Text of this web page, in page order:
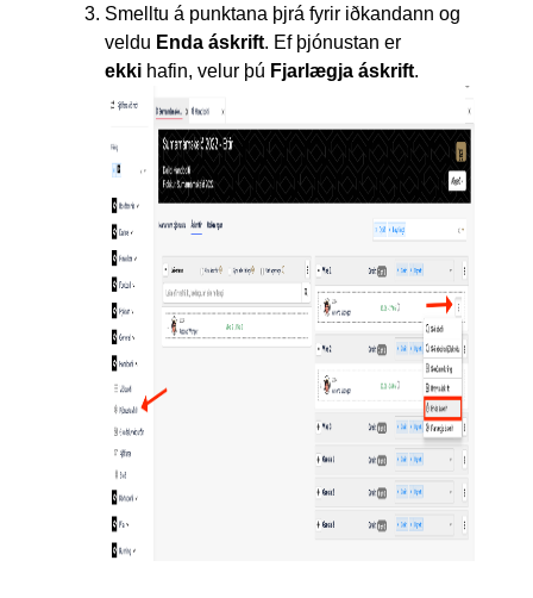
Smelltu á punktana þjrá fyrir iðkandann og
veldu Enda áskrift. Ef þjónustan er
ekki hafin, velur þú Fjarlægja áskrift.